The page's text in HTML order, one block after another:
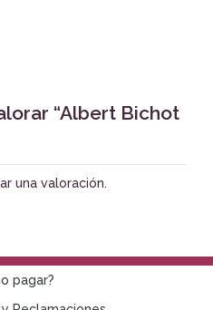
“Albert Bichot
una valoración.
pagar?